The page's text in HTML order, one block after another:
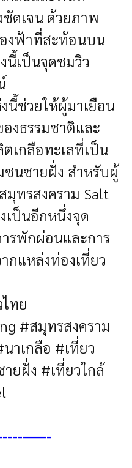
ชัดเจน ด้วยภาพ
งฟ้าที่สะท้อนบน
นี้เป็นจุดชมวิว
นี้ช่วยให้ผู้มาเยือน
งธรรมชาติและ
เกลือทะเลที่เป็น
นชายฝั่ง สำหรับผู้
มุทรสงคราม Salt
เป็นอีกหนึ่งจุด
รพักผ่อนและการ
แหล่งท่องเที่ยว
ทย
#สมุทรสงคราม
าเกลือ #เที่ยว
ยฝั่ง #เที่ยวใกล้
-